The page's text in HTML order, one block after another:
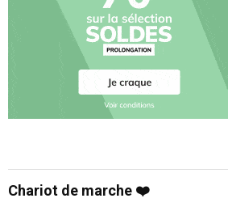
Chariot de marche ❤️